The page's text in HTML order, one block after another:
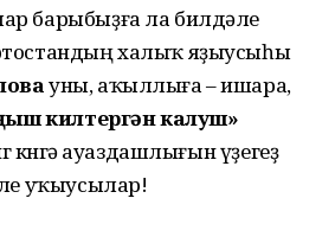
барыбыҙға ла билдәле
халыҡ яҙыусыһы
уны, аҡыллыға – ишара,
килтергән калуш»
көнгә ауаздашлығын үҙегеҙ
уҡыусылар!